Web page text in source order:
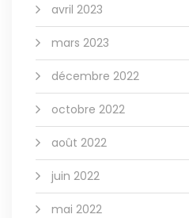
avril 2023
mars 2023
décembre 2022
octobre 2022
août 2022
juin 2022
mai 2022